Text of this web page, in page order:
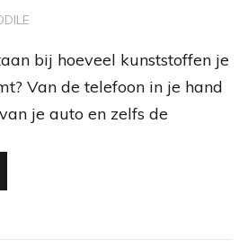
bij hoeveel kunststoffen je
Van de telefoon in je hand
je auto en zelfs de